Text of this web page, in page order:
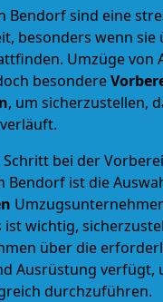
Bendorf sind eine
besonders wenn sie
Umzüge von
besondere
, um sicherzustellen,
verläuft.
bei der
Bendorf ist die
ist wichtig,
über die
Ausrüstung verfügt,
durchzuführen.